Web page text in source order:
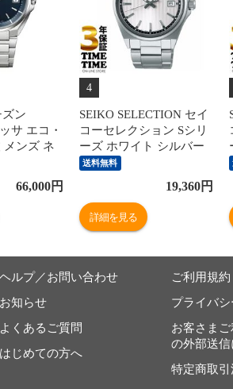
ン
サ エコ・
メンズ ネ
57L 【安
66,000円
4
SEIKO SELECTION セイ
コーセレクション Sシリ
ーズ ホワイト シルバー
SBTH001 【安心の5年保
送料無料
19,360円
詳細を見る
ヘルプ／お問い合わせ
お知らせ
よくあるご質問
はじめての方へ
ご利用規約
プライバ
お客さま
の外部送信
特定商取